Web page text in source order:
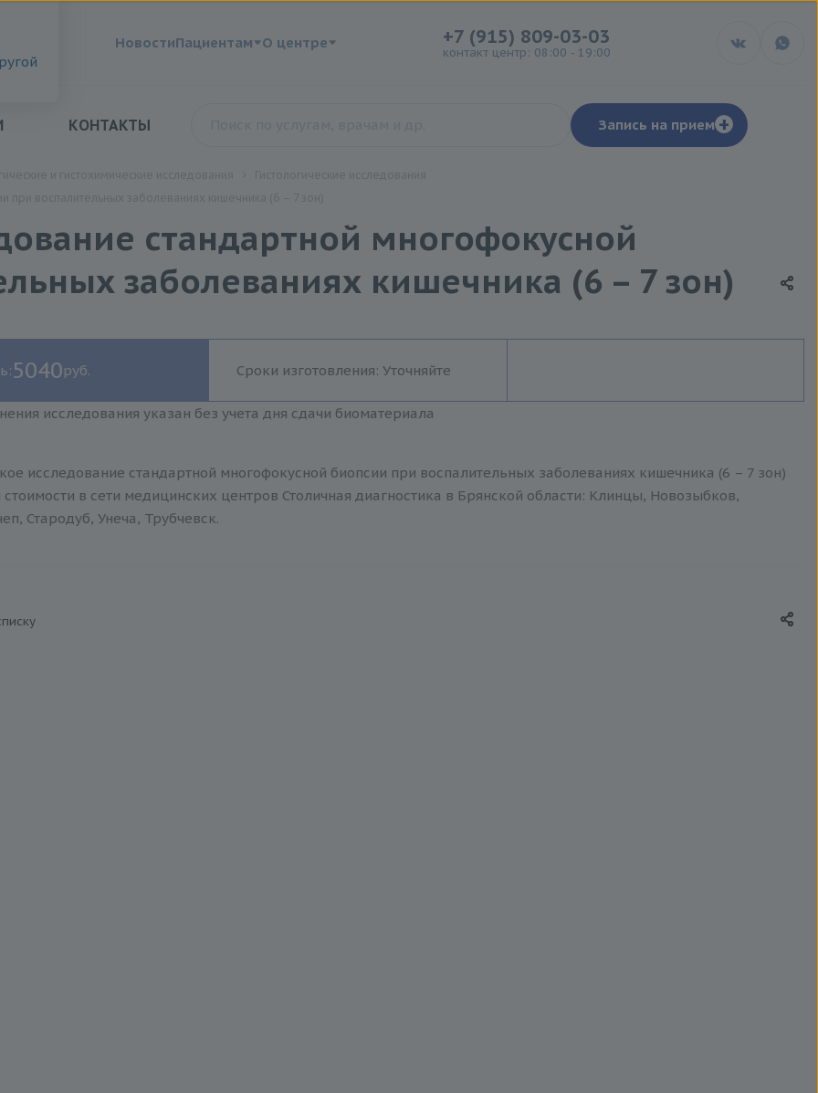
НовостиПациентам О центре +7 (915) 809-03-03
контакт центр: 08:00 - 19:00
КОНТАКТЫ Запись на прием +
стандартной многофокусной
заболеваниях кишечника (6 – 7 зон)
5040руб. Сроки изготовления: Уточняйте
исследования указан без учета дня сдачи биоматериала
исследование стандартной многофокусной биопсии при воспалительных заболеваниях кишечника (6 – 7 зон)
стоимости в сети медицинских центров Столичная диагностика в Брянской области: Клинцы, Новозыбков,
Стародуб, Унеча, Трубчевск.